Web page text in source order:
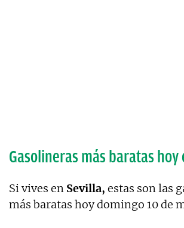
Gasolineras más baratas hoy
Si vives en Sevilla, estas son las
más baratas hoy domingo 10 de